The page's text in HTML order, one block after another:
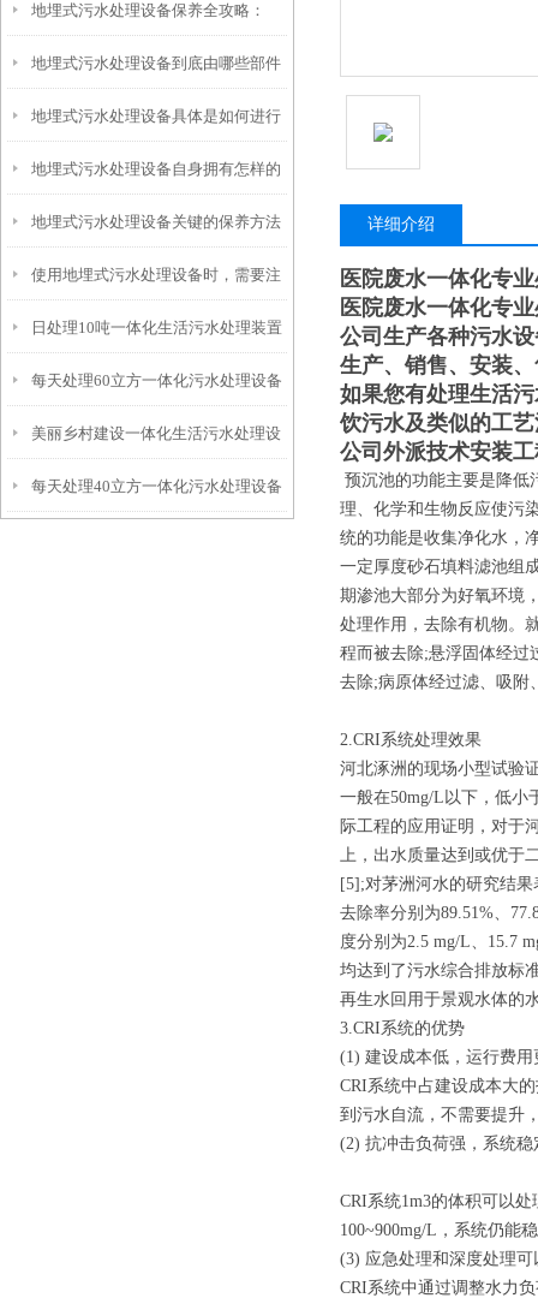
地埋式污水处理设备保养全攻略：
让“地下卫士”持续高效运转
地埋式污水处理设备到底由哪些部件
撑起？核心结构一文拆解
地埋式污水处理设备具体是如何进行
安装的呢？
地埋式污水处理设备自身拥有怎样的
特点呢？
地埋式污水处理设备关键的保养方法
使用地埋式污水处理设备时，需要注
意以下事项
日处理10吨一体化生活污水处理装置
每天处理60立方一体化污水处理设备
美丽乡村建设一体化生活污水处理设
备
每天处理40立方一体化污水处理设备
详细介绍
医院废水一体化专
医院废水一体化专
公司生产各种污水
生产、销售、安装
如果您有处理生活
饮污水及类似的工
公司外派技术安装
预沉池的功能主要是降低
理、化学和生物反应使污
统的功能是收集净化水，
一定厚度砂石填料滤池组
期渗池大部分为好氧环境
处理作用，去除有机物。
程而被去除;悬浮固体经过
去除;病原体经过滤、吸附
2.CRI系统处理效果
河北涿洲的现场小型试验
一般在50mg/L以下，低小
际工程的应用证明，对于
上，出水质量达到或优于
[5];对茅洲河水的研究结果
去除率分别为89.51%、
度分别为2.5 mg/L、15.7
均达到了污水综合排放标
再生水回用于景观水体的
3.CRI系统的优势
(1) 建设成本低，运行费用
CRI系统中占建设成本大
到污水自流，不需要提升
(2) 抗冲击负荷强，系统稳
CRI系统1m3的体积可以
100~900mg/L，系统仍能
(3) 应急处理和深度处理
CRI系统中通过调整水力